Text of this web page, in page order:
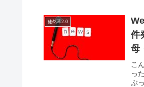
徒然草2.0
件
母
こ
っ
ぶ